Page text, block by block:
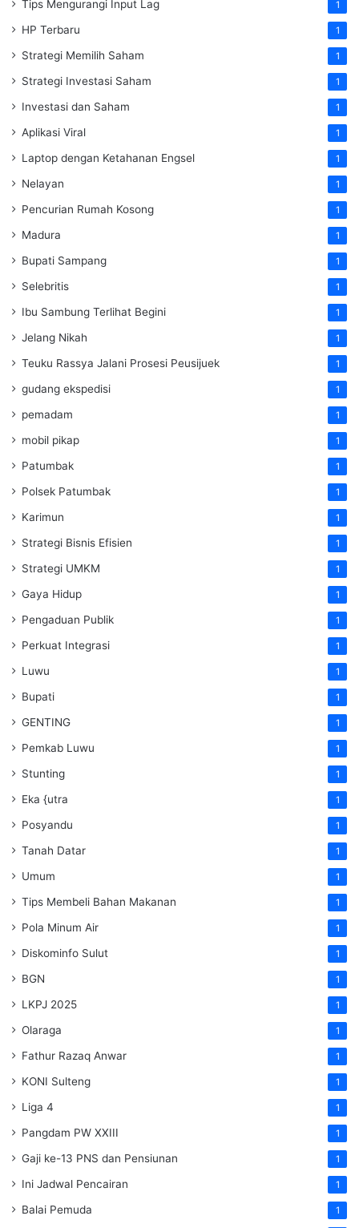
Tips Mengurangi Input Lag 1
HP Terbaru 1
Strategi Memilih Saham 1
Strategi Investasi Saham 1
Investasi dan Saham 1
Aplikasi Viral 1
Laptop dengan Ketahanan Engsel 1
Nelayan 1
Pencurian Rumah Kosong 1
Madura 1
Bupati Sampang 1
Selebritis 1
Ibu Sambung Terlihat Begini 1
Jelang Nikah 1
Teuku Rassya Jalani Prosesi Peusijuek 1
gudang ekspedisi 1
pemadam 1
mobil pikap 1
Patumbak 1
Polsek Patumbak 1
Karimun 1
Strategi Bisnis Efisien 1
Strategi UMKM 1
Gaya Hidup 1
Pengaduan Publik 1
Perkuat Integrasi 1
Luwu 1
Bupati 1
GENTING 1
Pemkab Luwu 1
Stunting 1
Eka {utra 1
Posyandu 1
Tanah Datar 1
Umum 1
Tips Membeli Bahan Makanan 1
Pola Minum Air 1
Diskominfo Sulut 1
BGN 1
LKPJ 2025 1
Olaraga 1
Fathur Razaq Anwar 1
KONI Sulteng 1
Liga 4 1
Pangdam PW XXIII 1
Gaji ke-13 PNS dan Pensiunan 1
Ini Jadwal Pencairan 1
Balai Pemuda 1